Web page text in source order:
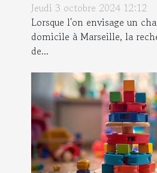
Jeudi 3 octobre 2024 12:12
Lorsque l'on envisage un
domicile à Marseille, la
de...